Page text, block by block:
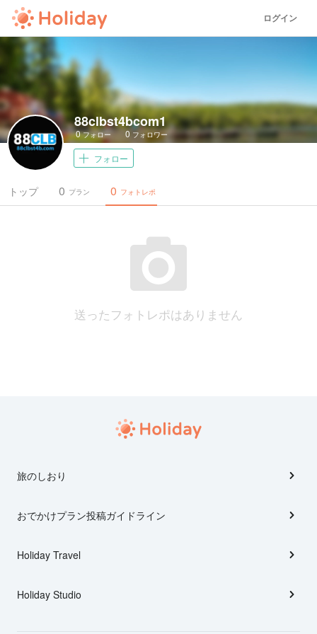
ログイン
88clbst4bcom1
0フォロー 0 フォロワー
フォロー
トップ プラン
0 フォトレポ
0
送ったフォトレポはありません
旅のしおり
おでかけプラン投稿ガイドライン
Holiday Travel
Holiday Studio